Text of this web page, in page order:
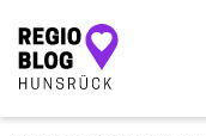
Hauptnavigation